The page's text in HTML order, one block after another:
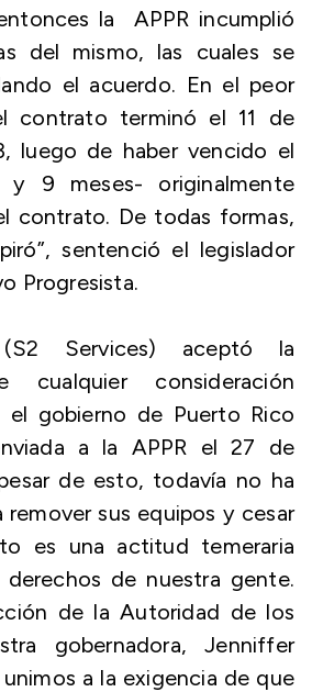
la APPR incumplió
del mismo, las cuales se
el acuerdo. En el peor
contrato terminó el 11 de
luego de haber vencido el
y 9 meses- originalmente
contrato. De todas formas,
sentenció el legislador
Progresista.
Services) aceptó la
cualquier consideración
gobierno de Puerto Rico
a la APPR el 27 de
de esto, todavía no ha
remover sus equipos y cesar
es una actitud temeraria
de nuestra gente.
de la Autoridad de los
gobernadora, Jenniffer
a la exigencia de que